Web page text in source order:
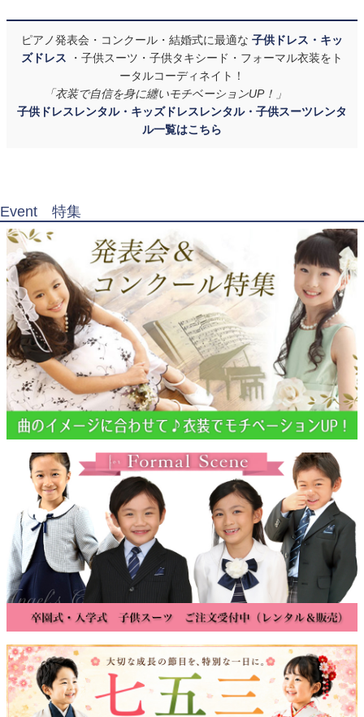
ピアノ発表会・コンクール・結婚式に最適な 子供ドレス・キッ
ズドレス
・子供スーツ・子供タキシード・フォーマル衣装をト
ータルコーディネイト！
「衣装で自信を身に纏いモチベーションUP！」
子供ドレスレンタル・キッズドレスレンタル・子供スーツレンタ
ル一覧はこちら
Event 特集